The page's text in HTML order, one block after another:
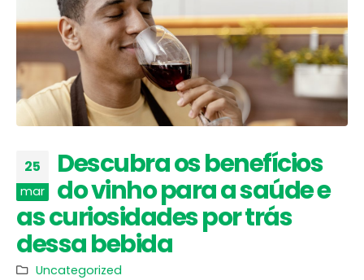
25
mar
Descubra os benefícios
do vinho para a saúde e
as curiosidades por trás
dessa bebida
Uncategorized